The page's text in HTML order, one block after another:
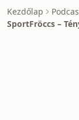
Kezdőlap
SportFröccs –